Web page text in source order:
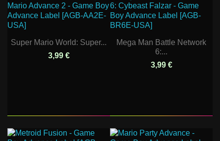
Super Mario World: Super...
3,99 €
Mega Man Battle Network
6:...
3,99 €